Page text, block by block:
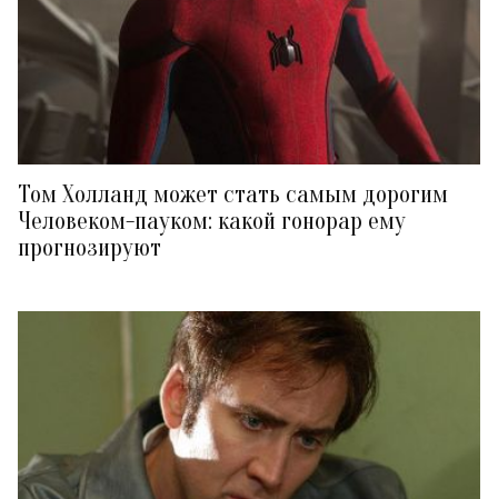
Том Холланд может стать самым дорогим
Человеком-пауком: какой гонорар ему
прогнозируют